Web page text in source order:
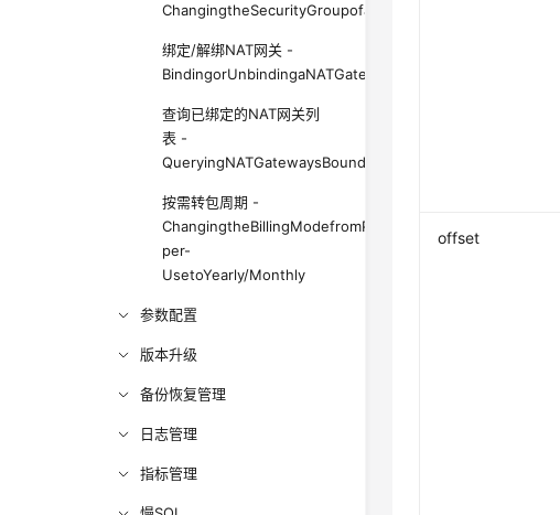
ChangingtheSecurityGroupofanInstance
绑定/解绑NAT网关 -
BindingorUnbindingaNATGateway
查询已绑定的NAT网关列
表 -
QueryingNATGatewaysBoundtoanInstance
按需转包周期 -
ChangingtheBillingModefromPay-
per-
UsetoYearly/Monthly
参数配置
版本升级
备份恢复管理
日志管理
指标管理
offset